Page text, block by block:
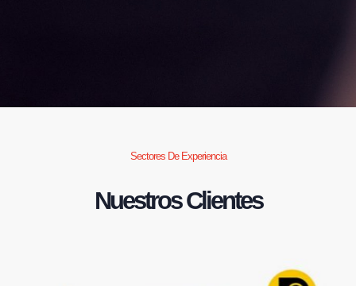
Sectores De Experiencia
Nuestros Clientes